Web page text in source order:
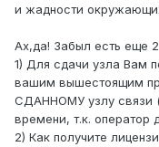
и жадности
Ах,да! Забыл есть еще
1) Для сдачи узла Вам
вашим вышестоящим
СДАННОМУ узлу связи
времени, т.к. оператор
2) Как получите